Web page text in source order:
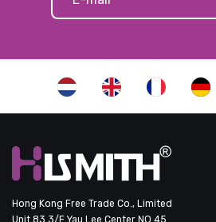
Hong Kong Free Trade Co., Limited
Unit 83 3/F Yau Lee Center NO.45